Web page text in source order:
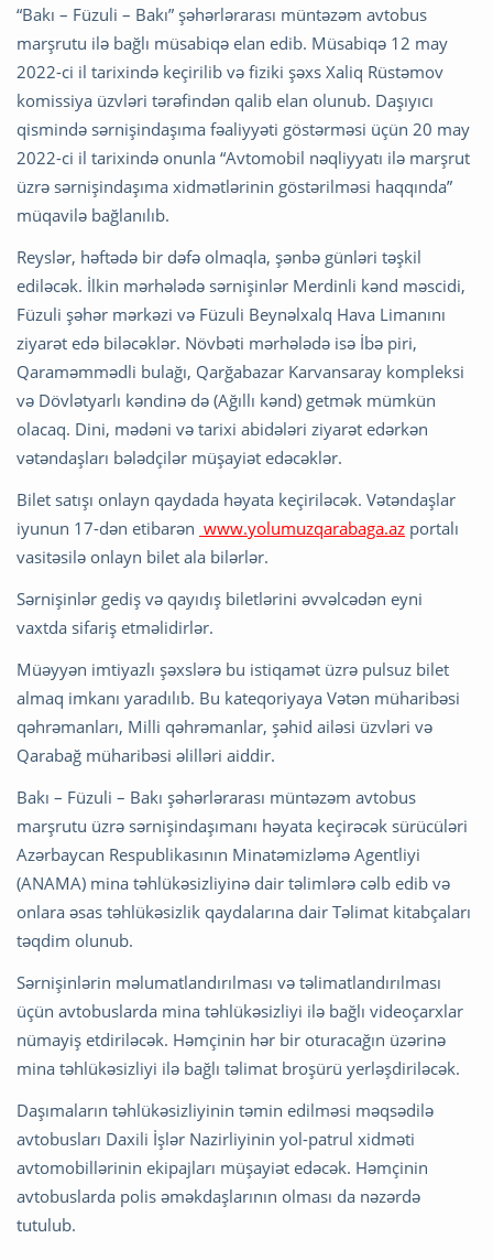
“Bakı – Füzuli – Bakı” şəhərlərarası müntəzəm avtobus
marşrutu ilə bağlı müsabiqə elan edib. Müsabiqə 12 may
2022-ci il tarixində keçirilib və fiziki şəxs Xaliq Rüstəmov
komissiya üzvləri tərəfindən qalib elan olunub. Daşıyıcı
qismində sərnişindaşıma fəaliyyəti göstərməsi üçün 20 may
2022-ci il tarixində onunla “Avtomobil nəqliyyatı ilə marşrut
üzrə sərnişindaşıma xidmətlərinin göstərilməsi haqqında”
müqavilə bağlanılıb.
Reyslər, həftədə bir dəfə olmaqla, şənbə günləri təşkil
ediləcək. İlkin mərhələdə sərnişinlər Merdinli kənd məscidi,
Füzuli şəhər mərkəzi və Füzuli Beynəlxalq Hava Limanını
ziyarət edə biləcəklər. Növbəti mərhələdə isə İbə piri,
Qaraməmmədli bulağı, Qarğabazar Karvansaray kompleksi
və Dövlətyarlı kəndinə də (Ağıllı kənd) getmək mümkün
olacaq. Dini, mədəni və tarixi abidələri ziyarət edərkən
vətəndaşları bələdçilər müşayiət edəcəklər.
Bilet satışı onlayn qaydada həyata keçiriləcək. Vətəndaşlar
iyunun 17-dən etibarən www.yolumuzqarabaga.az portalı
vasitəsilə onlayn bilet ala bilərlər.
Sərnişinlər gediş və qayıdış biletlərini əvvəlcədən eyni
vaxtda sifariş etməlidirlər.
Müəyyən imtiyazlı şəxslərə bu istiqamət üzrə pulsuz bilet
almaq imkanı yaradılıb. Bu kateqoriyaya Vətən müharibəsi
qəhrəmanları, Milli qəhrəmanlar, şəhid ailəsi üzvləri və
Qarabağ müharibəsi əlilləri aiddir.
Bakı – Füzuli – Bakı şəhərlərarası müntəzəm avtobus
marşrutu üzrə sərnişindaşımanı həyata keçirəcək sürücüləri
Azərbaycan Respublikasının Minatəmizləmə Agentliyi
(ANAMA) mina təhlükəsizliyinə dair təlimlərə cəlb edib və
onlara əsas təhlükəsizlik qaydalarına dair Təlimat kitabçaları
təqdim olunub.
Sərnişinlərin məlumatlandırılması və təlimatlandırılması
üçün avtobuslarda mina təhlükəsizliyi ilə bağlı videoçarxlar
nümayiş etdiriləcək. Həmçinin hər bir oturacağın üzərinə
mina təhlükəsizliyi ilə bağlı təlimat broşürü yerləşdiriləcək.
Daşımaların təhlükəsizliyinin təmin edilməsi məqsədilə
avtobusları Daxili İşlər Nazirliyinin yol-patrul xidməti
avtomobillərinin ekipajları müşayiət edəcək. Həmçinin
avtobuslarda polis əməkdaşlarının olması da nəzərdə
tutulub.